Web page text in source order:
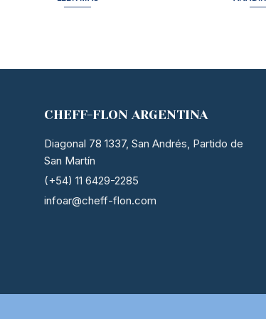
CHEFF-FLON ARGENTINA
Diagonal 78 1337, San Andrés, Partido de
San Martín
(+54) 11 6429-2285
infoar@cheff-flon.com